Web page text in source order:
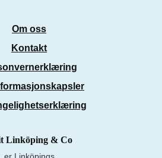
Om oss
Kontakt
Linköping & Co